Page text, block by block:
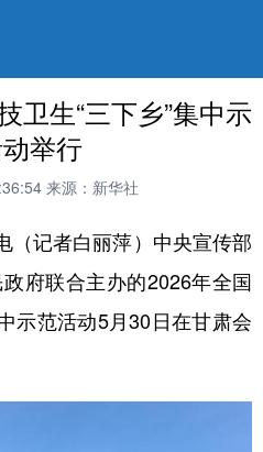
卫生“三下乡”集中示
举行
来源：新华社
记者白丽萍）中央宣传部
府联合主办的2026年全国
示范活动5月30日在甘肃会